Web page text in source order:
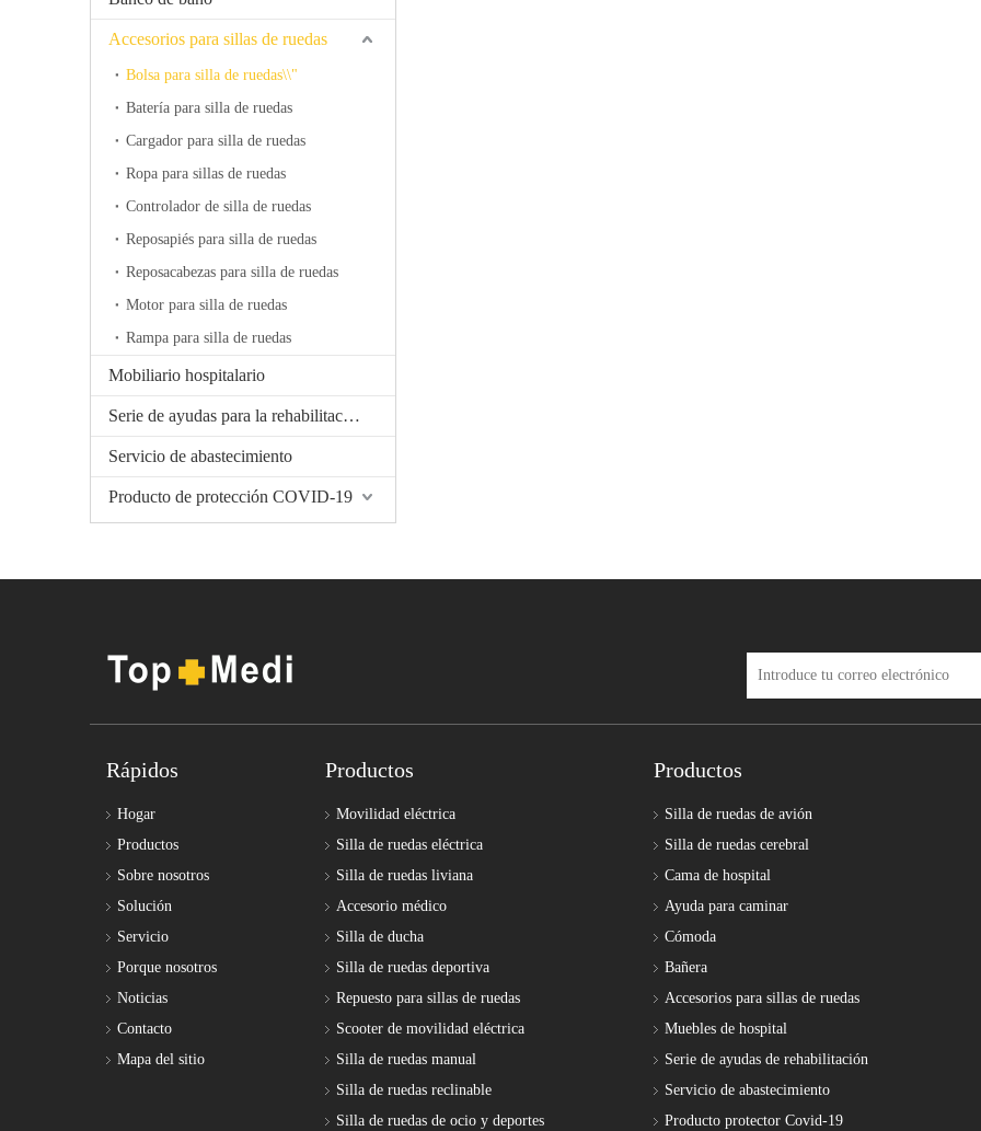
Accesorios para sillas de ruedas
Bolsa para silla de ruedas\\"
Batería para silla de ruedas
Cargador para silla de ruedas
Ropa para sillas de ruedas
Controlador de silla de ruedas
Reposapiés para silla de ruedas
Reposacabezas para silla de ruedas
Motor para silla de ruedas
Rampa para silla de ruedas
Mobiliario hospitalario
Serie de ayudas para la rehabilitación
Servicio de abastecimiento
Producto de protección COVID-19
Rápidos
Hogar
Productos
Sobre nosotros
Solución
Servicio
Porque nosotros
Noticias
Contacto
Mapa del sitio
Productos
Movilidad eléctrica
Silla de ruedas eléctrica
Silla de ruedas liviana
Accesorio médico
Silla de ducha
Silla de ruedas deportiva
Repuesto para sillas de ruedas
Scooter de movilidad eléctrica
Silla de ruedas manual
Silla de ruedas reclinable
Silla de ruedas de ocio y deportes
Productos
Silla de ruedas de avión
Silla de ruedas cerebral
Cama de hospital
Ayuda para caminar
Cómoda
Bañera
Accesorios para sillas de ruedas
Muebles de hospital
Serie de ayudas de rehabilitación
Servicio de abastecimiento
Producto protector Covid-19